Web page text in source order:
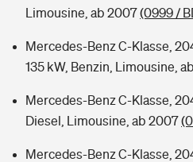
Limousine, ab 2007(0999 /
Mercedes-Benz C-Klasse,
135 kW, Benzin, Limousine,
Mercedes-Benz C-Klasse,
Diesel, Limousine, ab 2007
Mercedes-Benz C-Klasse,